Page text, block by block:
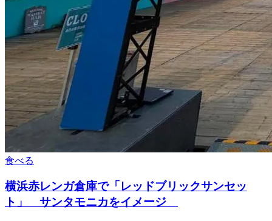
食べる
横浜赤レンガ倉庫で「レッドブリックサンセッ
ト」 サンタモニカをイメージ